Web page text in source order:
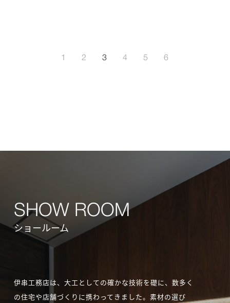
1 2 3 4 5 6
ショールーム
伊串工務店は、大工としての確かな技術を礎に、数多く
の住宅や店舗づくりに携わってきました。素材の選び